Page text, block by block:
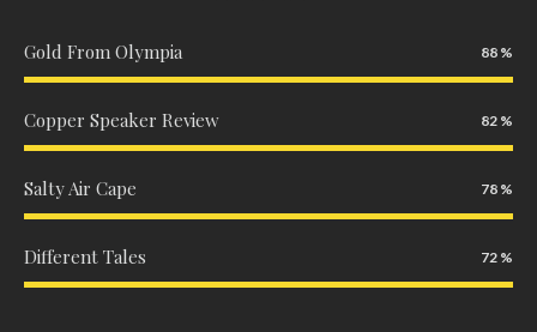
Gold From Olympia 88
Copper Speaker Review 82
Salty Air Cape 78
Different Tales 72